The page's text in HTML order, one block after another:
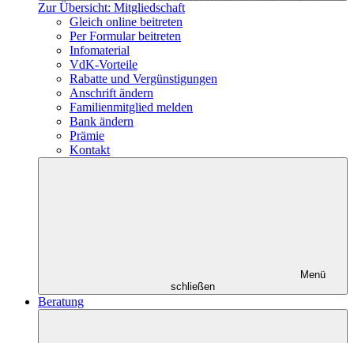
Zur Übersicht: Mitgliedschaft
Gleich online beitreten
Per Formular beitreten
Infomaterial
VdK-Vorteile
Rabatte und Vergünstigungen
Anschrift ändern
Familienmitglied melden
Bank ändern
Prämie
Kontakt
Menü
schließen
Beratung